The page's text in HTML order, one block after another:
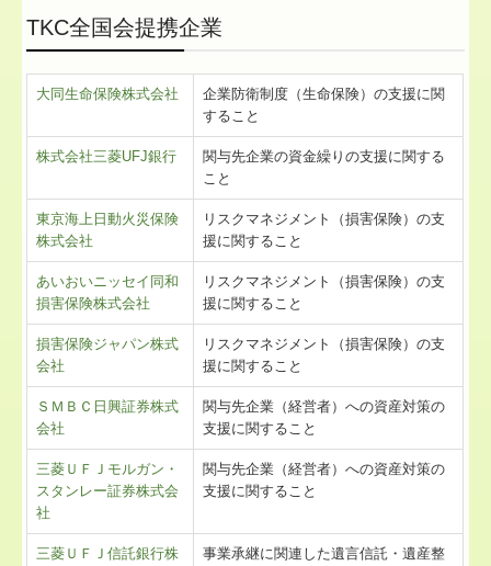
TKC全国会提携企業
大同生命保険株式会社
企業防衛制度（生命保険）の支援に関
すること
株式会社三菱UFJ銀行
関与先企業の資金繰りの支援に関する
こと
東京海上日動火災保険
株式会社
リスクマネジメント（損害保険）の支
援に関すること
あいおいニッセイ同和
損害保険株式会社
リスクマネジメント（損害保険）の支
援に関すること
損害保険ジャパン株式
会社
リスクマネジメント（損害保険）の支
援に関すること
ＳＭＢＣ日興証券株式
会社
関与先企業（経営者）への資産対策の
支援に関すること
三菱ＵＦＪモルガン・
スタンレー証券株式会
社
関与先企業（経営者）への資産対策の
支援に関すること
三菱ＵＦＪ信託銀行株
事業承継に関連した遺言信託・遺産整